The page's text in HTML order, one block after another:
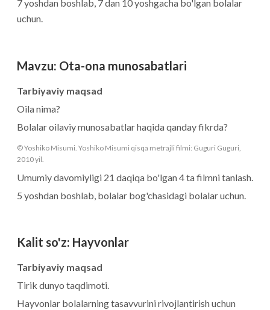
7 yoshdan boshlab, 7 dan 10 yoshgacha bo'lgan bolalar
uchun.
Mavzu: Ota-ona munosabatlari
Tarbiyaviy maqsad
Oila nima?
Bolalar oilaviy munosabatlar haqida qanday fikrda?
© Yoshiko Misumi. Yoshiko Misumi qisqa metrajli filmi: Guguri Guguri,
2010 yil.
Umumiy davomiyligi 21 daqiqa bo'lgan 4 ta filmni tanlash.
5 yoshdan boshlab, bolalar bog'chasidagi bolalar uchun.
Kalit so'z: Hayvonlar
Tarbiyaviy maqsad
Tirik dunyo taqdimoti.
Hayvonlar bolalarning tasavvurini rivojlantirish uchun